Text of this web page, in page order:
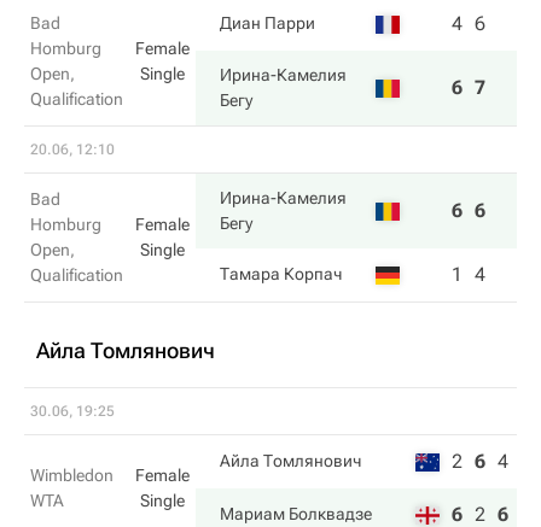
Bad
Homburg
Open,
Qualification
Female
Single
Диан Парри 4 6
Ирина-Камелия
Бегу
6 7
20.06, 12:10
Bad
Homburg
Open,
Qualification
Female
Single
Ирина-Камелия
Бегу
6 6
Тамара Корпач 1 4
Айла Томлянович
30.06, 19:25
Wimbledon
WTA
Female
Single
Айла Томлянович 2 6 4
Мариам Болквадзе 6 2 6